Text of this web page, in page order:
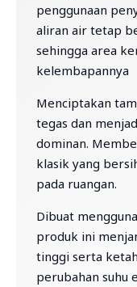
penggunaan
aliran air tetap
sehingga area
kelembapannya
Menciptakan
tegas dan
dominan.
klasik yang
pada ruangan.
Dibuat
produk ini
tinggi serta
perubahan suhu